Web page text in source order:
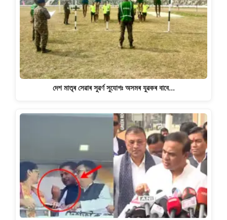
দেশ মাতৃৰ সেৱাৰ সুৱৰ্ণ সুযোগঃ অসমৰ যুৱকৰ বাবে…